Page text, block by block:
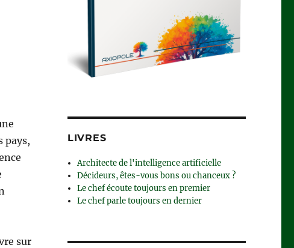
pays,
sur
LIVRES
Architecte de l'intelligence artificielle
Décideurs, êtes-vous bons ou chanceux ?
Le chef écoute toujours en premier
Le chef parle toujours en dernier